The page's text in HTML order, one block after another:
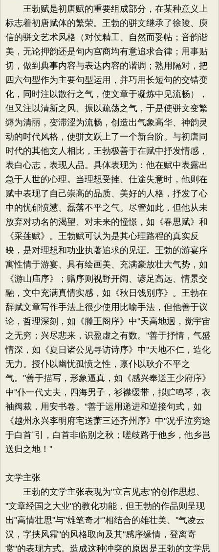
王勃赋是初唐赋的重要组成部分，在某种意义上
标志着初唐赋体的繁荣。王勃的骈文继承了徐陵、庾
信的骈文艺术风格（对仗精工、自然而妥帖；音韵谐
美，无论押韵还是句内宫商均有意追求合律；用事贴
切，做到典事内容与表达内容的谐调；熟用隔对，把
四六句型作为主要句型运用，并巧用长短句的交错变
化，同时注以散行之气，使文章于凝炼中见流畅），
但又注以清新之风、振以疏荡之气，于是使骈文变繁
缛为清丽，变滞涩为流畅，创造出气象高华、神韵灵
动的时代风格，使骈文跃上了一个新台阶。与初唐同
时代的其他文人相比，王勃极善于在赋中抒发情感，
表白心志，表现人品。具体表现为：他在赋中表露出
急于人世的心理。当理想受挫、仕途失意时，他则在
赋中表现了自己崇高的品质、美好的人格，抒发了心
中的忧郁愤懑、磊落不平之气。尽管如此，但他从未
放弃对功名的渴望、对未来的憧憬，如《春思赋》和
《采莲赋》。王勃赋可认为是其心理路程的真实反
映，是对理想和功业执著追求的见证。王勃的游宴序
寓性情于游宴、具有绘画美、充满豪放壮大气势，如
《游山庙序》；赠序则视野开阔、谚足高远、情景交
融，文中充满真情实感，如《秋日饯别序》。王勃在
辞赋文章写作手法上很少使用比喻手法，但他善于议
论，哲理深刻，如《滕王阁序》中"天高地迥，觉宇宙
之无穷；兴尽悲来，识盈虚之有数。"善于抒情，气盛
情深，如《夏日诸公见寻访诗序》中"天地不仁，造化
无力。授仆以幽忧孤愤之性，禀仆以耿介不平之
气。"善于描写，形象逼真，如《感兴奉送王少府序》
中"仆一代丈夫，四海男子，衫襟缓带，拟贮鸣琴，衣
袖阀裁，用安书卷。"善于运用递进和逆接句式，如
《越州永兴李明府宅送萧三还齐州序》中"况乎泣穷途
于白首¨引，白首非临别之秋；嗟歧路于他乡，他乡岂
送归之地！"
文学主张
王勃的文学主张表现为"立言见志"的创作思想、
"文章经国之大业"的教化功能，但王勃的作品则呈现
出"高情壮思"与"雄笔奇才"相结合的雄壮美、"气凌云
汉，字挟风霜"的风格取向及其"感序缘情，登离寄
赏"的表现方式。造成这种冲突的原因是王勃的文学思